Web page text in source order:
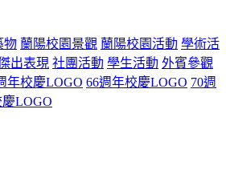
物 蘭陽校園景觀 蘭陽校園活動 學術活
出表現 社團活動 學生活動 外賓參觀
年校慶LOGO 66週年校慶LOGO 70週
LOGO